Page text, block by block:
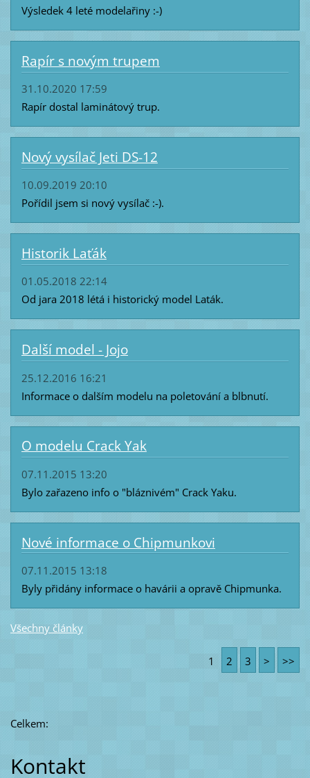
Výsledek 4 leté modelařiny :-)
Rapír s novým trupem
31.10.2020 17:59
Rapír dostal laminátový trup.
Nový vysílač Jeti DS-12
10.09.2019 20:10
Pořídil jsem si nový vysílač :-).
Historik Laťák
01.05.2018 22:14
Od jara 2018 létá i historický model Laták.
Další model - Jojo
25.12.2016 16:21
Informace o dalším modelu na poletování a blbnutí.
O modelu Crack Yak
07.11.2015 13:20
Bylo zařazeno info o "bláznivém" Crack Yaku.
Nové informace o Chipmunkovi
07.11.2015 13:18
Byly přidány informace o havárii a opravě Chipmunka.
Všechny články
1 2 3 > >>
Celkem:
Kontakt